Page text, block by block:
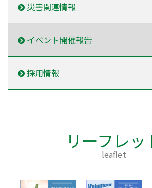
災害関連情報
イベント開催報告
採用情報
リーフレッ
leaflet